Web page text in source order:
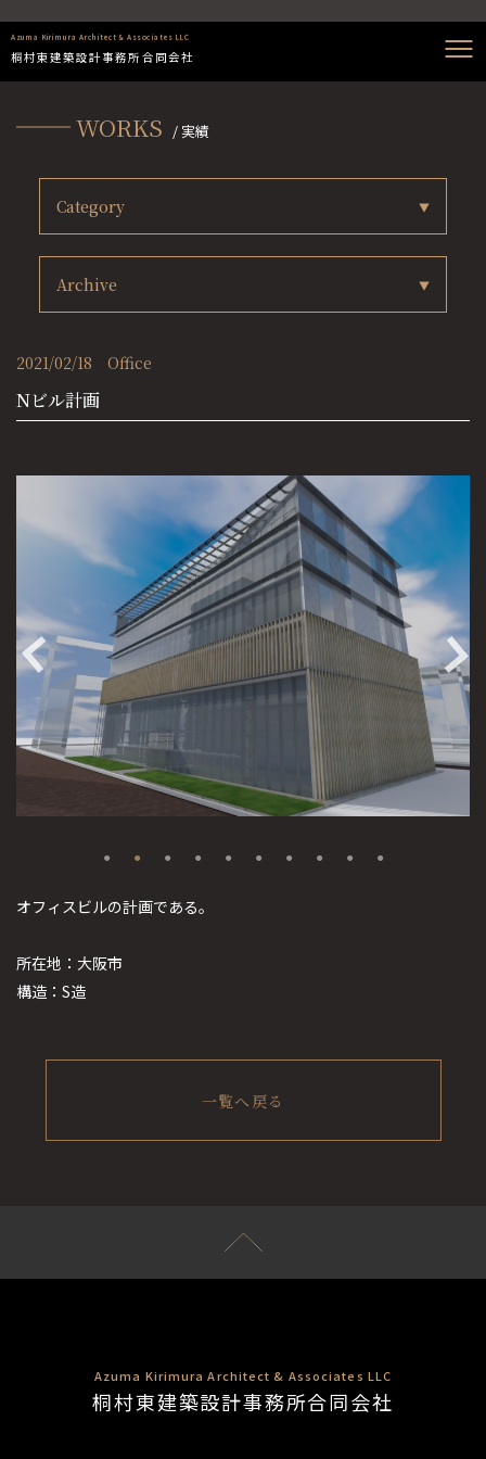
Azuma Kirimura Architect & Associates LLC
桐村東建築設計事務所合同会社
WORKS / 実績
Category
Archive
2021/02/18 Office
Nビル計画
オフィスビルの計画である。
所在地：大阪市
構造：S造
一覧へ戻る
Azuma Kirimura Architect & Associates LLC
桐村東建築設計事務所合同会社